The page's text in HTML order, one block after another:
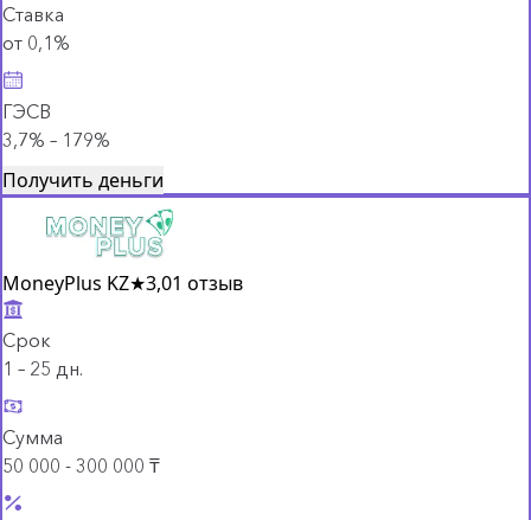
Ставка
от 0,1%
ГЭСВ
3,7% – 179%
Получить деньги
MoneyPlus KZ★3,01 отзыв
Срок
1 – 25 дн.
Сумма
50 000 - 300 000 ₸